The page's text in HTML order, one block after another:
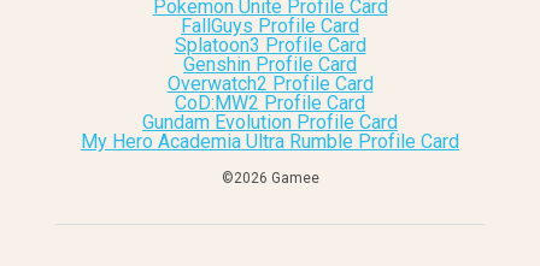
Pokemon Unite Profile Card
FallGuys Profile Card
Splatoon3 Profile Card
Genshin Profile Card
Overwatch2 Profile Card
CoD:MW2 Profile Card
Gundam Evolution Profile Card
My Hero Academia Ultra Rumble Profile Card
©︎2026 Gamee